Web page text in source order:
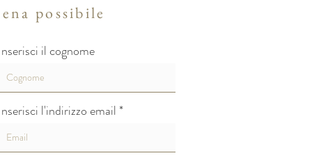
possibile
il cognome
l'indirizzo email